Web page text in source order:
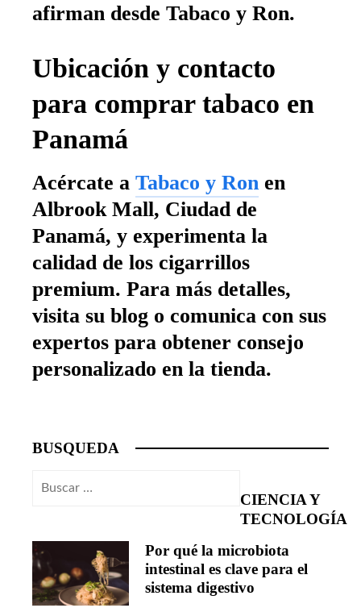
afirman desde Tabaco y Ron.
Ubicación y contacto
para comprar tabaco en
Panamá
Acércate a Tabaco y Ron en
Albrook Mall, Ciudad de
Panamá, y experimenta la
calidad de los cigarrillos
premium. Para más detalles,
visita su blog o comunica con sus
expertos para obtener consejo
personalizado en la tienda.
BUSQUEDA
Buscar:
CIENCIA Y
TECNOLOGÍA
Por qué la microbiota
intestinal es clave para el
sistema digestivo